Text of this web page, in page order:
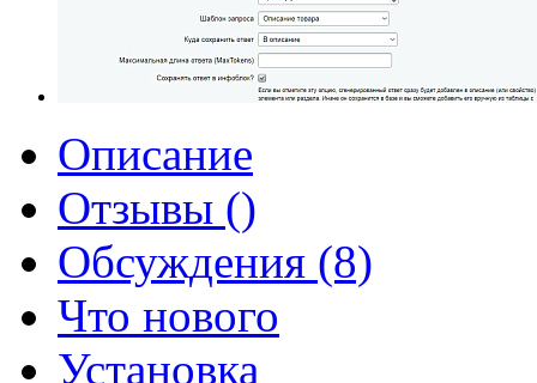
Описание
Отзывы ()
Обсуждения (8)
Что нового
Установка